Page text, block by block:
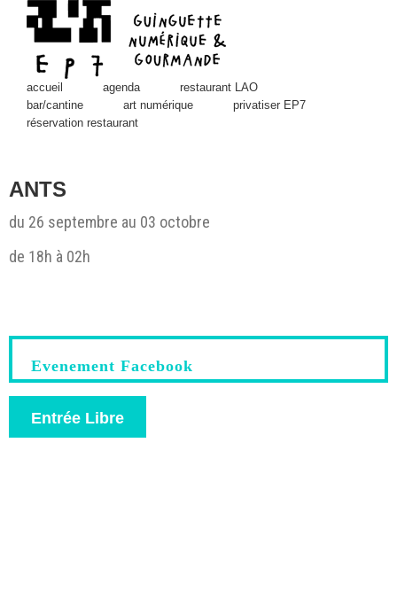
content
accueil agenda
restaurant LAO
bar/cantine
art numérique
privatiser EP7
réservation restaurant
ANTS
du 26 septembre au 03 octobre
de 18h à 02h
Image
Evenement Facebook
Entrée Libre